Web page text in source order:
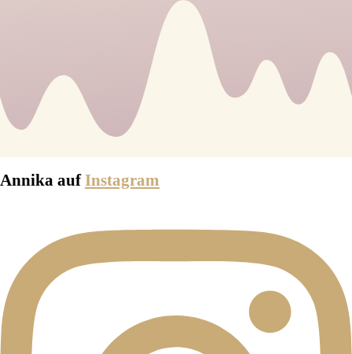
Annika aufInstagram